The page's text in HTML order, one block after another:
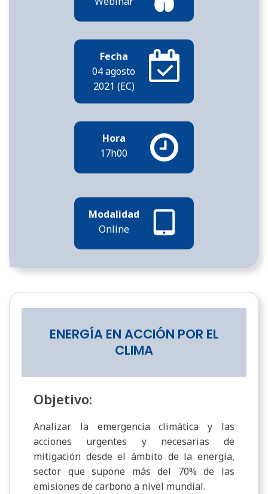
Fecha
04 agosto
2021 (EC)
Hora
17h00
Modalidad
Online
ENERGÍA EN ACCIÓN POR EL
CLIMA
Objetivo:
Analizar la emergencia climática y las
acciones urgentes y necesarias de
mitigación desde el ámbito de la energía,
sector que supone más del 70% de las
emisiones de carbono a nivel mundial.